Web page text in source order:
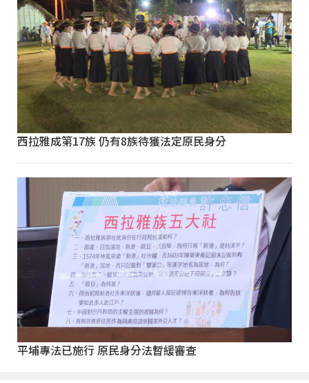
西拉雅成第17族 仍有8族待獲法定原民身分
平埔專法已施行 原民身分法暫緩審查